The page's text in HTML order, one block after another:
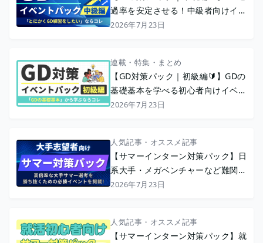
過率を安定させる！中級者向けイベ
ント特集
2026年7月23日
連載・特集・まとめ
【GD対策パック｜初級編🔰】GDの
基礎基本を学べる初心者向けイベン
ト特集
2026年7月23日
人気記事・オススメ記事
【サマーインターン対策パック】日
系大手・メガベンチャーなど難関志
望者向け🔥💪
2026年7月23日
人気記事・オススメ記事
【サマーインターン対策パック】就